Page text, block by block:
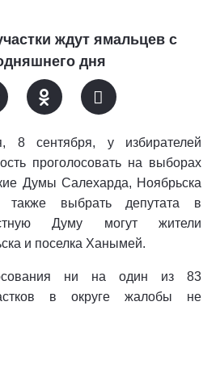
ждут ямальцев с
дня
8 сентября, у избирателей
проголосовать на выборах
Думы Салехарда, Ноябрьска
выбрать депутата в
Думу могут жители
и поселка Ханымей.
ни на один из 83
в округе жалобы не